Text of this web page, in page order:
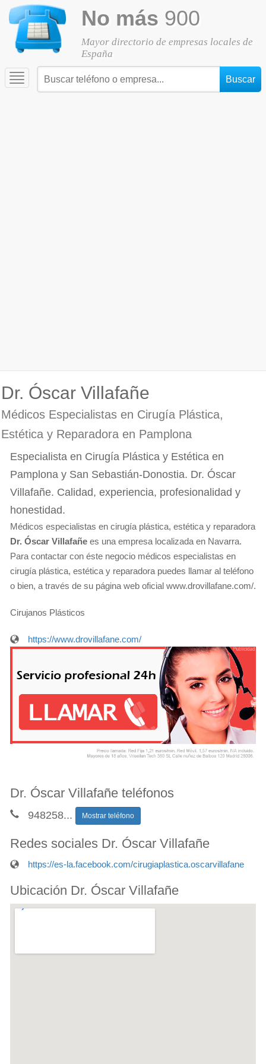
No más 900
Mayor directorio de empresas locales de
España
Toggle
navigation
Dr. Óscar Villafañe
Médicos Especialistas en Cirugía Plástica,
Estética y Reparadora en Pamplona
Especialista en Cirugía Plástica y Estética en
Pamplona y San Sebastián-Donostia. Dr. Óscar
Villafañe. Calidad, experiencia, profesionalidad y
honestidad.
Médicos especialistas en cirugía plástica, estética y reparadora
Dr. Óscar Villafañe es una empresa localizada en Navarra.
Para contactar con éste negocio médicos especialistas en
cirugía plástica, estética y reparadora puedes llamar al teléfono
o bien, a través de su página web oficial www.drovillafane.com/.
Cirujanos Plásticos
https://www.drovillafane.com/
Dr. Óscar Villafañe teléfonos
948258... Mostrar teléfono
Redes sociales Dr. Óscar Villafañe
https://es-la.facebook.com/cirugiaplastica.oscarvillafane
Ubicación Dr. Óscar Villafañe